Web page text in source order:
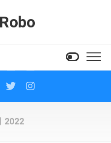
2022